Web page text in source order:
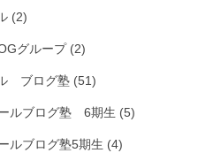
(2)
グループ (2)
ブログ塾 (51)
ルブログ塾 6期生 (5)
ルブログ塾5期生 (4)